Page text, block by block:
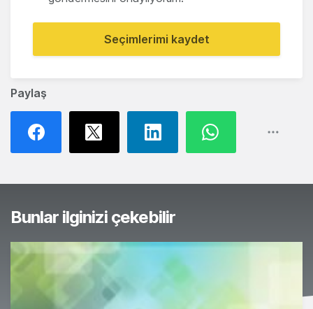
Paylaş
Seçimlerimi kaydet
Bunlar ilginizi çekebilir